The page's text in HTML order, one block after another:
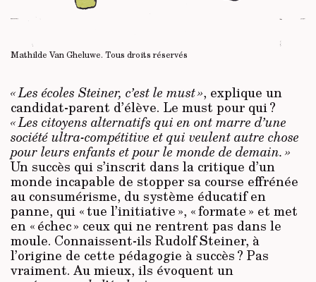
Mathilde Van Gheluwe. Tous droits réservés
« Les écoles Steiner, c’est le must », explique un
candidat-parent d’élève. Le must pour qui ?
« Les citoyens alternatifs qui en ont marre d’une
société ultra-compétitive et qui veulent autre chose
pour leurs enfants et pour le monde de demain. »
Un succès qui s’inscrit dans la critique d’un
monde incapable de stopper sa course effrénée
au consumérisme, du système éducatif en
panne, qui « tue l’initiative », « formate » et met
en « échec » ceux qui ne rentrent pas dans le
moule. Connaissent-ils Rudolf Steiner, à
l’origine de cette pédagogie à succès ? Pas
vraiment. Au mieux, ils évoquent un